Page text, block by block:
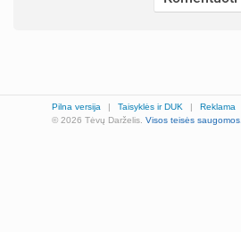
Pilna versija | Taisyklės ir DUK | Reklama
© 2026 Tėvų Darželis. Visos teisės saugomos.